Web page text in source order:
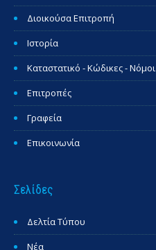
Διοικούσα Επιτροπή
Ιστορία
Καταστατικό - Κώδικες - Νόμοι
Επιτροπές
Γραφεία
Επικοινωνία
Σελίδες
Δελτία Τύπου
Νέα